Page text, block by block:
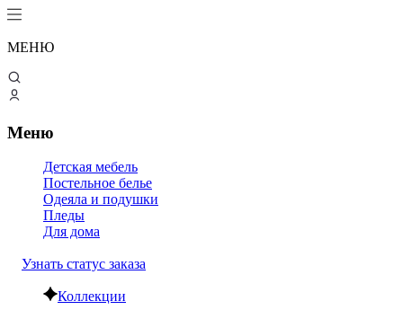
МЕНЮ
Меню
Детская мебель
Постельное белье
Одеяла и подушки
Пледы
Для дома
Узнать статус заказа
Коллекции